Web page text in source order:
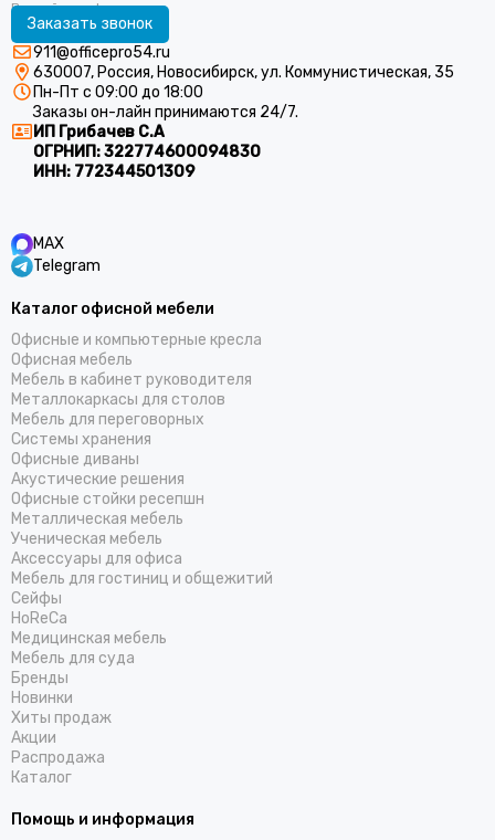
Заказать звонок
911@officepro54.ru
630007, Россия, Новосибирск, ул. Коммунистическая, 35
Пн-Пт с 09:00 до 18:00
Заказы он-лайн принимаются 24/7.
ИП Грибачев С.А
ОГРНИП:322774600094830
ИНН: 772344501309
MAX
Telegram
Каталог офисной мебели
Офисные и компьютерные кресла
Офисная мебель
Мебель в кабинет руководителя
Металлокаркасы для столов
Мебель для переговорных
Системы хранения
Офисные диваны
Акустические решения
Офисные стойки ресепшн
Металлическая мебель
Ученическая мебель
Аксессуары для офиса
Мебель для гостиниц и общежитий
Cейфы
HoReCa
Медицинская мебель
Мебель для суда
Бренды
Новинки
Хиты продаж
Акции
Распродажа
Каталог
Помощь и информация